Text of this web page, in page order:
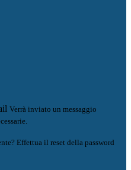
Verrà inviato un messaggio
Effettua il reset della password